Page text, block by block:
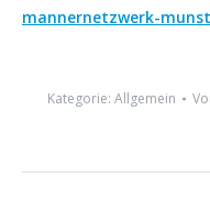
mannernetzwerk-
Kategorie: Allgemein